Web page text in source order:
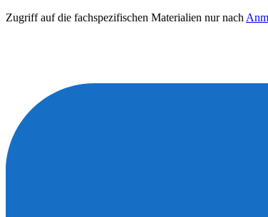
Zugriff auf die fachspezifischen Materialien nur nach